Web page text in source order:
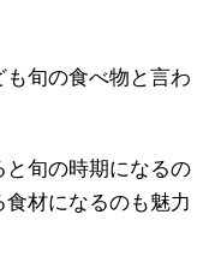
旬の食べ物と言わ
と旬の時期になるの
材になるのも魅力